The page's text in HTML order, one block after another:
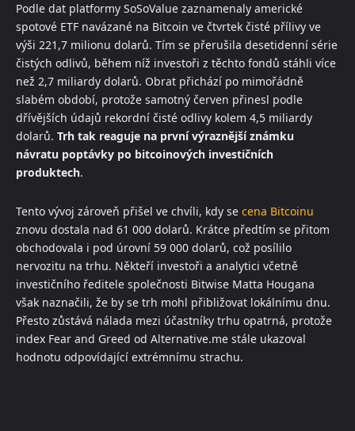
Podle dat platformy SoSoValue zaznamenaly americké
spotové ETF navázané na Bitcoin ve čtvrtek čisté přílivy ve
výši 221,7 milionu dolarů. Tím se přerušila desetidenní série
čistých odlivů, během níž investoři z těchto fondů stáhli více
než 2,7 miliardy dolarů. Obrat přichází po mimořádně
slabém období, protože samotný červen přinesl podle
dřívějších údajů rekordní čisté odlivy kolem 4,5 miliardy
dolarů. Trh tak reaguje na první výraznější známku
návratu poptávky po bitcoinových investičních
produktech.
Tento vývoj zároveň přišel ve chvíli, kdy se cena Bitcoinu
znovu dostala nad 61 000 dolarů. Krátce předtím se přitom
obchodovala i pod úrovní 59 000 dolarů, což posílilo
nervozitu na trhu. Někteří investoři a analytici včetně
investičního ředitele společnosti Bitwise Matta Hougana
však naznačili, že by se trh mohl přibližovat lokálnímu dnu.
Přesto zůstává nálada mezi účastníky trhu opatrná, protože
index Fear and Greed od Alternative.me stále ukazoval
hodnotu odpovídající extrémnímu strachu.